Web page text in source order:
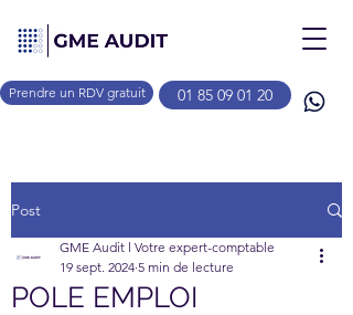
Prendre un RDV gratuit 01 85 09 01 20
Post
POLE EMPLOI
GME Audit l Votre expert-comptable
19 sept. 2024 5 min de lecture